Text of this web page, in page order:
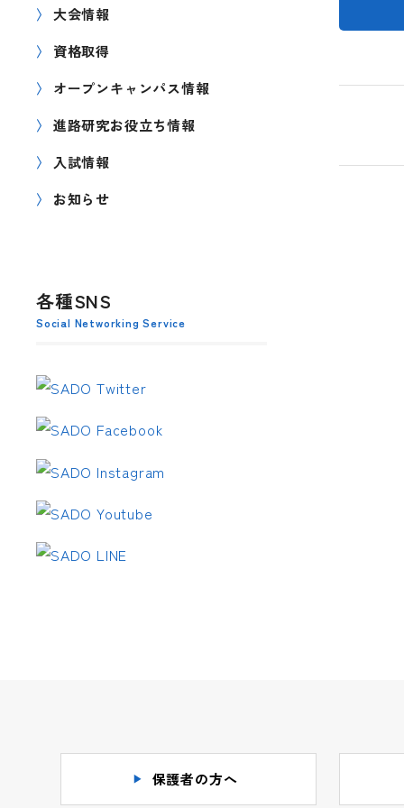
大会情報
資格取得
オープンキャンパス情報
進路研究お役立ち情報
入試情報
お知らせ
各種SNS
Social Networking Service
保護者の方へ